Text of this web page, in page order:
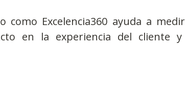
como Excelencia360 ayuda a
en la experiencia del cliente